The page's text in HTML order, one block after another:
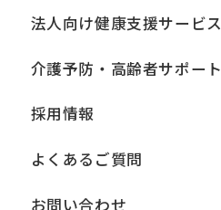
法人向け健康支援サービス
介護予防・高齢者サポート
採用情報
よくあるご質問
お問い合わせ